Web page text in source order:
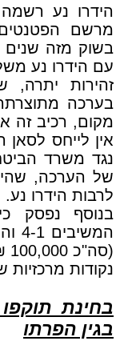
הידרו נע
מרשם
בשוק מזה
עם הידרו נע
זהירות
בערכה
מקום, רכיב זה
אין לייחס
נגד משרד
של הערכה,
לרבות הידרו נע.
בנוסף נפסק
(סה"כ 100,000 ₪).
נקודות מרכזיות
בחינת
בגין הפרתו